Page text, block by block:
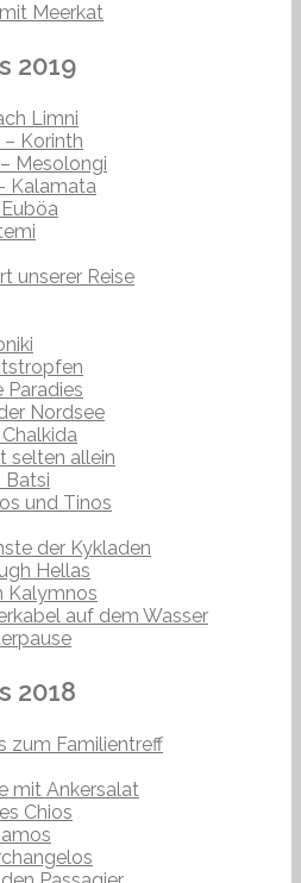
Meerkat
2019
Limni
– Korinth
Mesolongi
Kalamata
unserer Reise
Paradies
Nordsee
selten allein
Batsi
und Tinos
der Kykladen
Hellas
Kalymnos
auf dem Wasser
2018
zum Familientreff
mit Ankersalat
Chios